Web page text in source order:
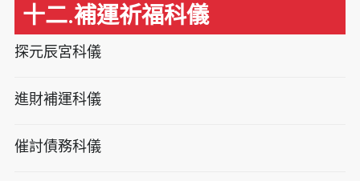
十二.補運祈福科儀
探元辰宮科儀
進財補運科儀
催討債務科儀